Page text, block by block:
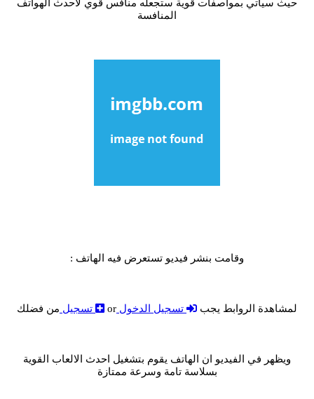
حيث سياتي بمواصفات قوية ستجعله منافس قوي لاحدث الهواتف
المنافسة
وقامت بنشر فيديو تستعرض فيه الهاتف :
لمشاهدة الروابط يجب تسجيل الدخول or تسجيل من فضلك
ويظهر في الفيديو ان الهاتف يقوم بتشغيل احدث الالعاب القوية
بسلاسة تامة وسرعة ممتازة